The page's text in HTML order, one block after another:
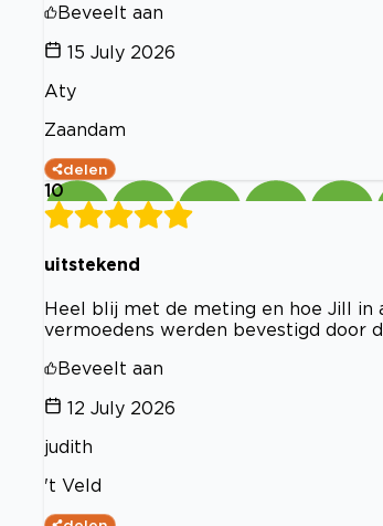
Beveelt aan
15 July 2026
Aty
Zaandam
delen
10
uitstekend
Heel blij met de meting en hoe Jill in
vermoedens werden bevestigd door
Beveelt aan
12 July 2026
judith
't Veld